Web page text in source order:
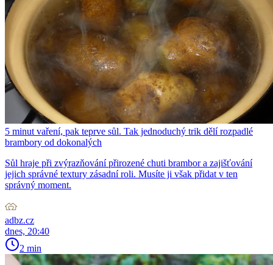
5 minut vaření, pak teprve sůl. Tak jednoduchý trik dělí rozpadlé
brambory od dokonalých
Sůl hraje při zvýrazňování přirozené chuti brambor a zajišťování
jejich správné textury zásadní roli. Musíte ji však přidat v ten
správný moment.
adbz.cz
dnes, 20:40
2 min